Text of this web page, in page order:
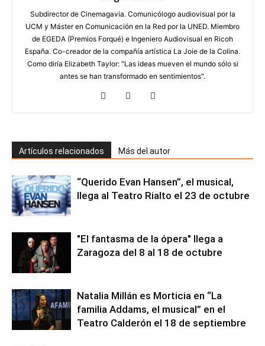
Subdirector de Cinemagavia. Comunicólogo audiovisual por la
UCM y Máster en Comunicación en la Red por la UNED. Miembro
de EGEDA (Premios Forqué) e Ingeniero Audiovisual en Ricoh
España. Co-creador de la compañía artística La Joie de la Colina.
Como diría Elizabeth Taylor: "Las ideas mueven el mundo sólo si
antes se han transformado en sentimientos".
Artículos relacionados Más del autor
“Querido Evan Hansen”, el musical,
llega al Teatro Rialto el 23 de octubre
"El fantasma de la ópera" llega a
Zaragoza del 8 al 18 de octubre
Natalia Millán es Morticia en “La
familia Addams, el musical” en el
Teatro Calderón el 18 de septiembre